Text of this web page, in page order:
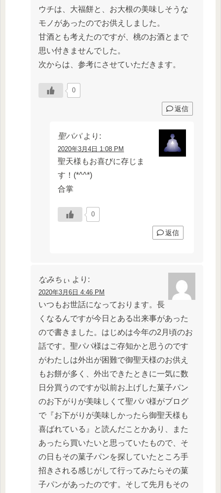
ウチは、大福餅と、お大根の美味しそうな
モノがあったのでお供えしました。
甘酒とも考えたのですが、桃のお酒とまで
思い付きませんでした。
次からは、参考にさせていただきます。
0
返信
聖パパ より:
2020年3月4日 1:08 PM
聖天様もお喜びに存じま
す！(*^^*)
合掌
0
返信
なみちぃ より:
2020年3月6日 4:46 PM
いつもお世話になっております。長
くなるんですが今日とある出来事があった
ので書きました。はじめは今年の2月頃のお
話です。聖パパ様はご存知かと思うのです
がわたしは外出が困難で御聖天様のお供え
もお餅が多く、外出できたときに一気に数
日分買うのですが以前お上げした菓子パン
のお下がりが美味しくて聖パパ様がブログ
で『お下がりが美味しかったら御聖天様も
喜ばれている』と読んだことかあり、また
あったら買いたいと思っていたもので、そ
の日もその菓子パンを探していたところ手
招きされる感じがして行ってみたらその菓
子パンがあったのです。そして先月もその